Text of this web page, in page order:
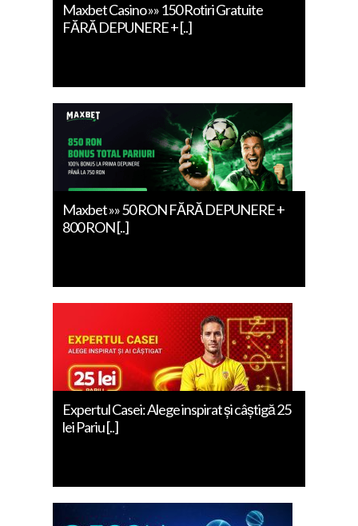
Maxbet Casino »» 150 Rotiri Gratuite
FĂRĂ DEPUNERE + [..]
Maxbet »» 50 RON FĂRĂ DEPUNERE +
800 RON [..]
Expertul Casei: Alege inspirat și câștigă 25
lei Pariu [..]